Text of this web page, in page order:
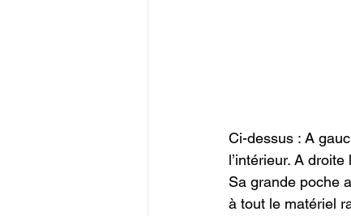
Ci-dessus : A
l’intérieur. A
Sa grande poche
à tout le matériel